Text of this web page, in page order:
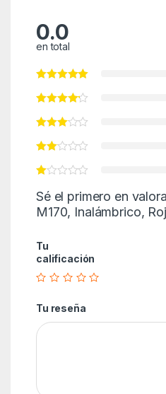
0.0
en total
Sé el primero en
M170, Inalámbrico,
Tu
calificación
Tu reseña